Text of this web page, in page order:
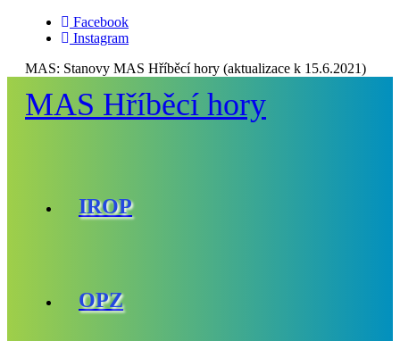
Facebook
Instagram
MAS: Stanovy MAS Hříběcí hory (aktualizace k 15.6.2021)
MAS Hříběcí hory
IROP
OPZ